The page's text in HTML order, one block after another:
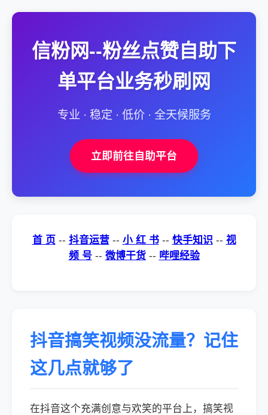
信粉网--粉丝点赞自助下
单平台业务秒刷网
专业 · 稳定 · 低价 · 全天候服务
立即前往自助平台
首 页 -- 抖音运营 -- 小 红 书 -- 快手知识 -- 视
频 号 -- 微博干货 -- 哔哩经验
抖音搞笑视频没流量？记住
这几点就够了
在抖音这个充满创意与欢笑的平台上，搞笑视